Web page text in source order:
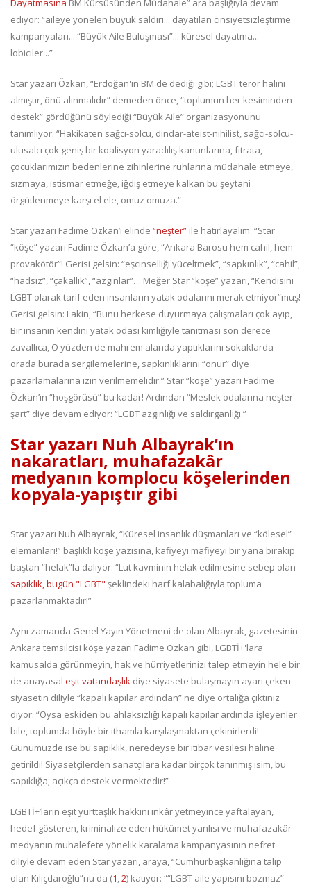
Dayatmasına BM Kürsüsünden Müdahale” ara başlığıyla devam
ediyor: “aileye yönelen büyük saldırı... dayatılan cinsiyetsizleştirme
kampanyaları... “Büyük Aile Buluşması”... küresel dayatma...
lobiciler...”
Star yazarı Özkan, “Erdoğan'ın BM'de dediği gibi; LGBT terör halini
almıştır, önü alınmalıdır” demeden önce, “toplumun her kesiminden
destek” gördüğünü söylediği “Büyük Aile” organizasyonunu
tanımlıyor: “Hakikaten sağcı-solcu, dindar-ateist-nihilist, sağcı-solcu-
ulusalcı çok geniş bir koalisyon yaradılış kanunlarına, fıtrata,
çocuklarımızın bedenlerine zihinlerine ruhlarına müdahale etmeye,
sızmaya, istismar etmeğe, iğdiş etmeye kalkan bu şeytani
örgütlenmeye karşı el ele, omuz omuza.”
Star yazarı Fadime Özkan’ı elinde “neşter” ile hatırlayalım: “Star
“köşe” yazarı Fadime Özkan’a göre, “Ankara Barosu hem cahil, hem
provakötör”! Gerisi gelsin: “eşcinselliği yüceltmek”, “sapkınlık”, “cahil”,
“hadsiz”, “çakallık”, “azgınlar”… Meğer Star “köşe” yazarı, “Kendisini
LGBT olarak tarif eden insanların yatak odalarını merak etmiyor”muş!
Gerisi gelsin: Lakin, “Bunu herkese duyurmaya çalışmaları çok ayıp,
Bir insanın kendini yatak odası kimliğiyle tanıtması son derece
zavallıca, O yüzden de mahrem alanda yaptıklarını sokaklarda
orada burada sergilemelerine, sapkınlıklarını “onur” diye
pazarlamalarına izin verilmemelidir.” Star “köşe” yazarı Fadime
Özkan’ın “hoşgörüsü” bu kadar! Ardından “Meslek odalarına neşter
şart” diye devam ediyor: “LGBT azgınlığı ve saldırganlığı.”
Star yazarı Nuh Albayrak’ın
nakaratları, muhafazakâr
medyanın komplocu köşelerinden
kopyala-yapıştır gibi
Star yazarı Nuh Albayrak, “Küresel insanlık düşmanları ve “kölesel”
elemanları!” başlıklı köşe yazısına, kafiyeyi mafiyeyi bir yana bırakıp
baştan “helak”la dalıyor: “Lut kavminin helak edilmesine sebep olan
sapıklık, bugün "LGBT" şeklindeki harf kalabalığıyla topluma
pazarlanmaktadır!”
Aynı zamanda Genel Yayın Yönetmeni de olan Albayrak, gazetesinin
Ankara temsilcisi köşe yazarı Fadime Özkan gibi, LGBTİ+'lara
kamusalda görünmeyin, hak ve hürriyetlerinizi talep etmeyin hele bir
de anayasal eşit vatandaşlık diye siyasete bulaşmayın ayarı çeken
siyasetin diliyle “kapalı kapılar ardından” ne diye ortalığa çıktınız
diyor: “Oysa eskiden bu ahlaksızlığı kapalı kapılar ardında işleyenler
bile, toplumda böyle bir ithamla karşılaşmaktan çekinirlerdi!
Günümüzde ise bu sapıklık, neredeyse bir itibar vesilesi haline
getirildi! Siyasetçilerden sanatçılara kadar birçok tanınmış isim, bu
sapıklığa; açıkça destek vermektedir!”
LGBTİ+’ların eşit yurttaşlık hakkını inkâr yetmeyince yaftalayan,
hedef gösteren, kriminalize eden hükümet yanlısı ve muhafazakâr
medyanın muhalefete yönelik karalama kampanyasının nefret
diliyle devam eden Star yazarı, araya, “Cumhurbaşkanlığına talip
olan Kılıçdaroğlu”nu da (1,2) katıyor: ““LGBT aile yapısını bozmaz”